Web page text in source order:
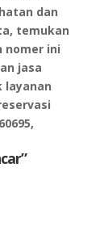
dan
temukan
nomer ini
jasa
layanan